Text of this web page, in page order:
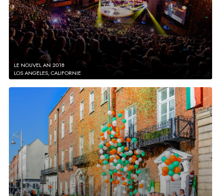
LE NOUVEL AN 2018
LOS ANGELES, CALIFORNIE